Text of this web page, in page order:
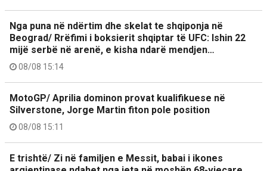
Nga puna në ndërtim dhe skelat te shqiponja në
Beograd/ Rrëfimi i boksierit shqiptar të UFC: Ishin 22
mijë serbë në arenë, e kisha ndarë mendjen…
08/08 15:14
MotoGP/ Aprilia dominon provat kualifikuese në
Silverstone, Jorge Martin fiton pole position
08/08 15:11
E trishtë/ Zi në familjen e Messit, babai i ikones